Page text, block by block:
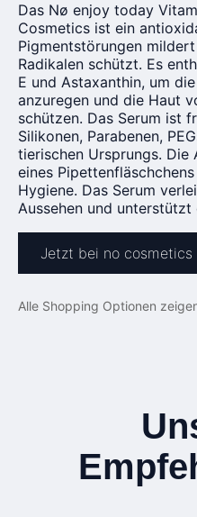
Das Nø enjoy today
Cosmetics ist ein
Pigmentstörungen
Radikalen schützt. Es
E und Astaxanthin, um
anzuregen und die Haut
schützen. Das Serum ist
Silikonen, Parabenen,
tierischen Ursprungs.
eines
Hygiene. Das Serum
Aussehen und
Jetzt bei no cosmetics
Alle Shopping Optionen